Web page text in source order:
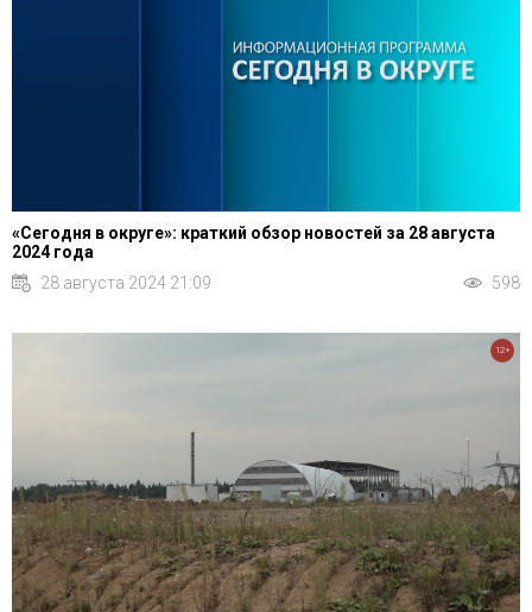
«Сегодня в округе»: краткий обзор новостей за 28 августа
2024 года
28 августа 2024 21:09
598
12+